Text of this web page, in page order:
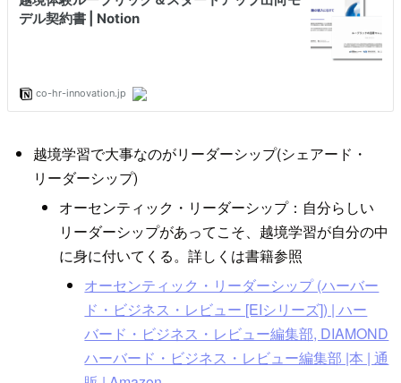
越境学習で大事なのがリーダーシップ(シェアード・
リーダーシップ)
オーセンティック・リーダーシップ：自分らしい
リーダーシップがあってこそ、越境学習が自分の中
に身に付いてくる。詳しくは書籍参照
オーセンティック・リーダーシップ (ハーバー
ド・ビジネス・レビュー [EIシリーズ]) | ハー
バード・ビジネス・レビュー編集部, DIAMOND
ハーバード・ビジネス・レビュー編集部 |本 | 通